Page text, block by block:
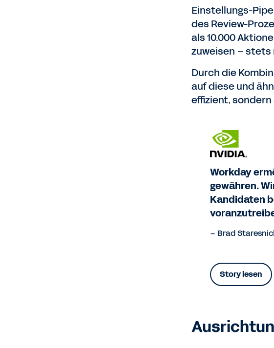
Einstellungs-
des Review-
als 10.000
zuweisen – stets
Durch die
auf diese und
effizient,
Workday
gewähren.
Kandidaten
– Brad
Story lesen